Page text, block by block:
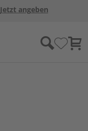
Jetzt angeben